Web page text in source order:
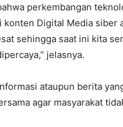
perkembangan
Digital Media siber
sehingga saat ini kita
jelasnya.
ataupun berita
agar masyarakat